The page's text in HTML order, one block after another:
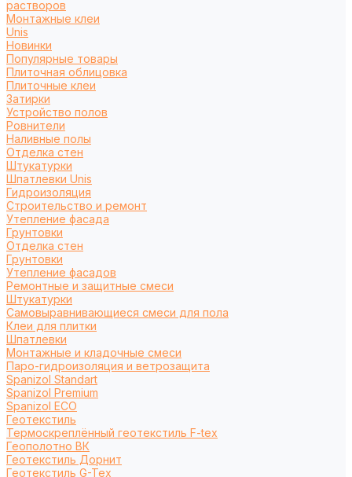
растворов
Монтажные клеи
Unis
Новинки
Популярные товары
Плиточная облицовка
Плиточные клеи
Затирки
Устройство полов
Ровнители
Наливные полы
Отделка стен
Штукатурки
Шпатлевки Unis
Гидроизоляция
Строительство и ремонт
Утепление фасада
Грунтовки
Отделка стен
Грунтовки
Утепление фасадов
Ремонтные и защитные смеси
Штукатурки
Самовыравнивающиеся смеси для пола
Клеи для плитки
Шпатлевки
Монтажные и кладочные смеси
Паро-гидроизоляция и ветрозащита
Spanizol Standart
Spanizol Premium
Spanizol ECO
Геотекстиль
Термоскреплённый геотекстиль F-tex
Геополотно ВК
Геотекстиль Дорнит
Геотекстиль G-Tex